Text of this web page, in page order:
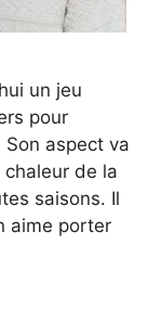
un jeu
pour
aspect va
de la
saisons. Il
aime porter